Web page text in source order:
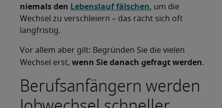
niemals den Lebenslauf fälschen, um die
Wechsel zu verschleiern – das rächt sich oft
langfristig.
Vor allem aber gilt: Begründen Sie die vielen
Wechsel erst, wenn Sie danach gefragt werden.
Berufsanfängern werden